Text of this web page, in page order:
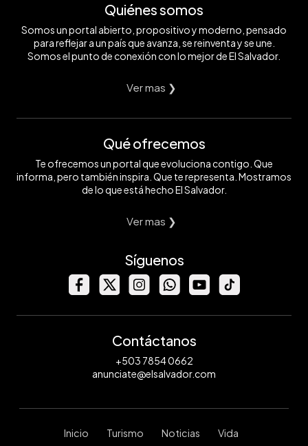
Quiénes somos
Somos un portal abierto, propositivo y moderno, pensado
para reflejar a un país que avanza, se reinventa y se une.
Somos el punto de conexión con lo mejor de El Salvador.
Ver mas ❯
Qué ofrecemos
Te ofrecemos un portal que evoluciona contigo. Que
informa, pero también inspira. Que te representa. Mostramos
de lo que está hecho El Salvador.
Ver mas ❯
Síguenos
Contáctanos
+503 7854 0662
anunciate@elsalvador.com
Inicio Turismo Noticias Vida